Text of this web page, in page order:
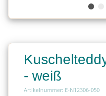
- weiß
Artikelnummer: E-N12306-050